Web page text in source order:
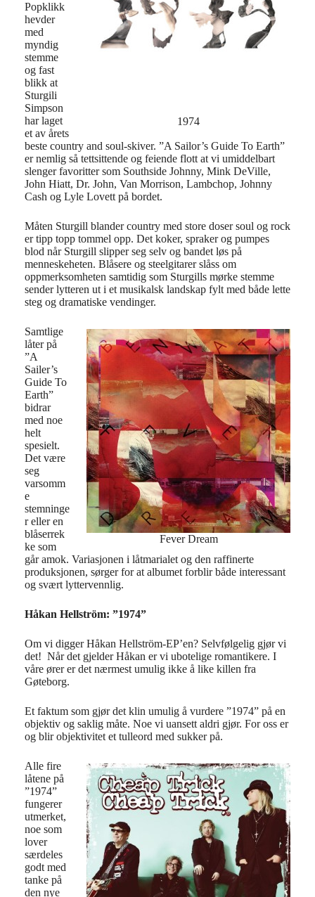
1974
Popklikk
hevder
med
myndig
stemme
og fast
blikk at
Sturgili
Simpson
har laget
et av årets
beste country and soul-skiver. ”A Sailor’s Guide To Earth”
er nemlig så tettsittende og feiende flott at vi umiddelbart
slenger favoritter som Southside Johnny, Mink DeVille,
John Hiatt, Dr. John, Van Morrison, Lambchop, Johnny
Cash og Lyle Lovett på bordet.
Måten Sturgill blander country med store doser soul og rock
er tipp topp tommel opp. Det koker, spraker og pumpes
blod når Sturgill slipper seg selv og bandet løs på
menneskeheten. Blåsere og steelgitarer slåss om
oppmerksomheten samtidig som Sturgills mørke stemme
sender lytteren ut i et musikalsk landskap fylt med både lette
steg og dramatiske vendinger.
Fever Dream
Samtlige
låter på
”A
Sailer’s
Guide To
Earth”
bidrar
med noe
helt
spesielt.
Det være
seg
varsomm
e
stemninge
r eller en
blåserrek
ke som
går amok. Variasjonen i låtmarialet og den raffinerte
produksjonen, sørger for at albumet forblir både interessant
og svært lyttervennlig.
Håkan Hellström: ”1974”
Om vi digger Håkan Hellström-EP’en? Selvfølgelig gjør vi
det! Når det gjelder Håkan er vi ubotelige romantikere. I
våre ører er det nærmest umulig ikke å like killen fra
Gøteborg.
Et faktum som gjør det klin umulig å vurdere ”1974” på en
objektiv og saklig måte. Noe vi uansett aldri gjør. For oss er
og blir objektivitet et tulleord med sukker på.
Alle fire
låtene på
”1974”
fungerer
utmerket,
noe som
lover
særdeles
godt med
tanke på
den nye